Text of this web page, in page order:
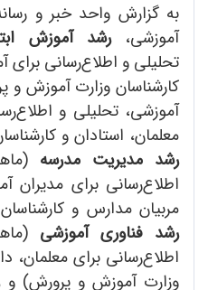
به گزارش واحد خبر و
آموزشی،رشد آموزش
تحلیلی و اطلاع‌رسانی برای
کارشناسان وزارت آموزش و
آموزشی، تحلیلی و
معلمان، استادان و
رشد مدیریت مدرسه
اطلاع‌رسانی برای مدیران
مربیان مدارس و
رشد فناوری آموزشی
اطلاع‌رسانی برای معلمان،
وزارت آموزش و پرورش) و